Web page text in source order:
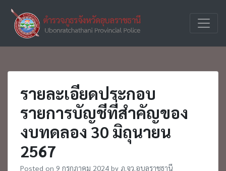
content
ภ.จว.อุ
ตำรวจภูธร
รายละเอียดประกอบ
รายการบัญชีที่สำคัญของ
งบทดลอง 30 มิถุนายน
2567
Posted on 9 กรกฎาคม 2024 by ภ.จว.อุบลราชธานี